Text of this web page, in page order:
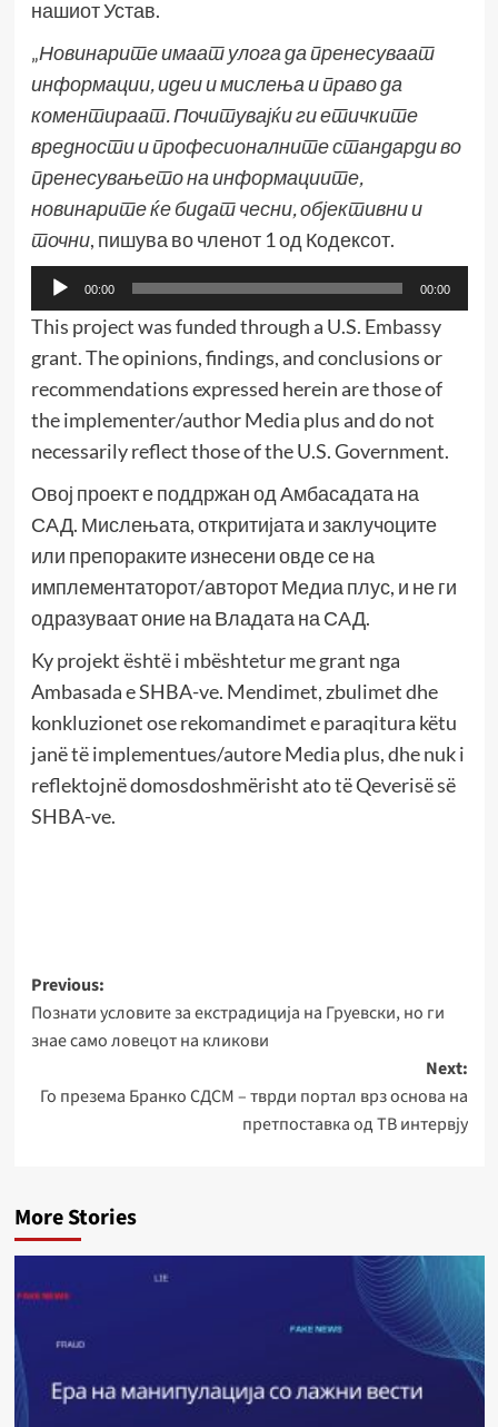
нашиот Устав.
„Новинарите имаат улога да пренесуваат
информации, идеи и мислења и право да
коментираат. Почитувајќи ги етичките
вредности и професионалните стандарди во
пренесувањето на информациите,
новинарите ќе бидат чесни, објективни и
точни, пишува во членот 1 од Кодексот.
Аудио
плејер
00:00 00:00
This project was funded through a U.S. Embassy
grant. The opinions, findings, and conclusions or
recommendations expressed herein are those of
the implementer/author Media plus and do not
necessarily reflect those of the U.S. Government.
Овој проект е поддржан од Амбасадата на
САД. Мислењата, откритијата и заклучоците
или препораките изнесени овде се на
имплементаторот/авторот Медиа плус, и не ги
одразуваат оние на Владата на САД.
Ky projekt është i mbështetur me grant nga
Ambasada e SHBA-ve. Mendimet, zbulimet dhe
konkluzionet ose rekomandimet e paraqitura këtu
janë të implementues/autore Media plus, dhe nuk i
reflektojnë domosdoshmërisht ato të Qeverisë së
SHBA-ve.
Post
navigation
Previous:
Познати условите за екстрадиција на Груевски, но ги
знае само ловецот на кликови
Next:
Го презема Бранко СДСМ – тврди портал врз основа на
претпоставка од ТВ интервју
More Stories